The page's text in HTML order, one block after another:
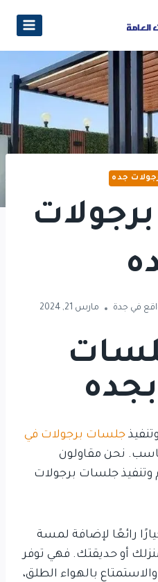
جده
في جدة مارس 21, 2024
جلسات برجولات في
نحن مقاولون
جلسات برجولات
رائعًا لإضافة لمسة
أو حديقتك. فهي توفر
بالهواء الطلق،